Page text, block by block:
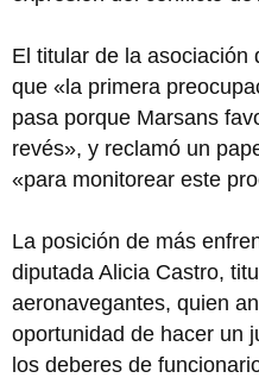
El titular de la asociación
que «la primera
pasa porque Marsans
revés», y reclamó un
«para monitorear este
La posición de más
diputada Alicia Castro,
aeronavegantes, quien
oportunidad de hacer un
los deberes de